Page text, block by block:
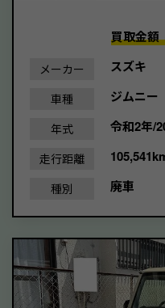
買取金額
メーカー スズキ
車種 ジムニー
年式 令和2年/
走行距離
種別 廃車